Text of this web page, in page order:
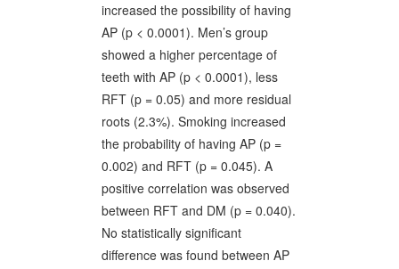
increased the possibility of having
AP (p < 0.0001). Men’s group
showed a higher percentage of
teeth with AP (p < 0.0001), less
RFT (p = 0.05) and more residual
roots (2.3%). Smoking increased
the probability of having AP (p =
0.002) and RFT (p = 0.045). A
positive correlation was observed
between RFT and DM (p = 0.040).
No statistically significant
difference was found between AP